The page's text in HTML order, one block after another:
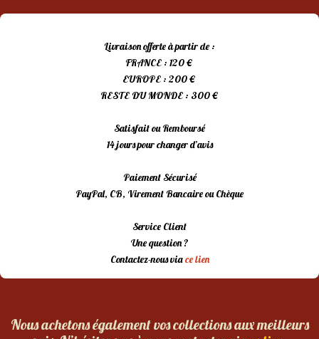
Livraison offerte à partir de :
FRANCE : 120 €
EUROPE : 200 €
RESTE DU MONDE : 300 €
Satisfait ou Remboursé
14 jours pour changer d’avis
Paiement Sécurisé
PayPal, CB, Virement Bancaire ou Chèque
Service Client
Une question ?
Contactez-nous viace lien
Nous achetons également vos collections aux meilleurs